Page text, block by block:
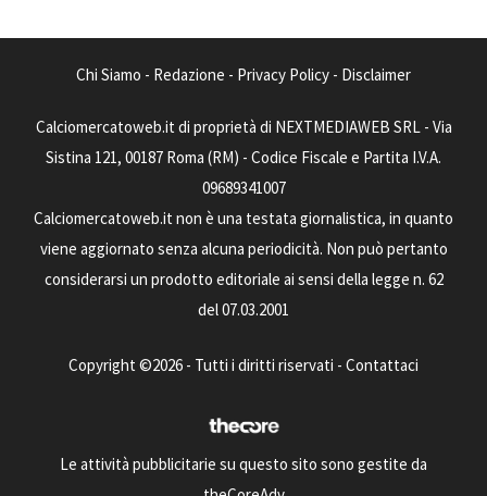
Chi Siamo - Redazione - Privacy Policy - Disclaimer
Calciomercatoweb.it di proprietà di NEXTMEDIAWEB SRL - Via
Sistina 121, 00187 Roma (RM) - Codice Fiscale e Partita I.V.A.
09689341007
Calciomercatoweb.it non è una testata giornalistica, in quanto
viene aggiornato senza alcuna periodicità. Non può pertanto
considerarsi un prodotto editoriale ai sensi della legge n. 62
del 07.03.2001
Copyright ©2026 - Tutti i diritti riservati - Contattaci
Le attività pubblicitarie su questo sito sono gestite da